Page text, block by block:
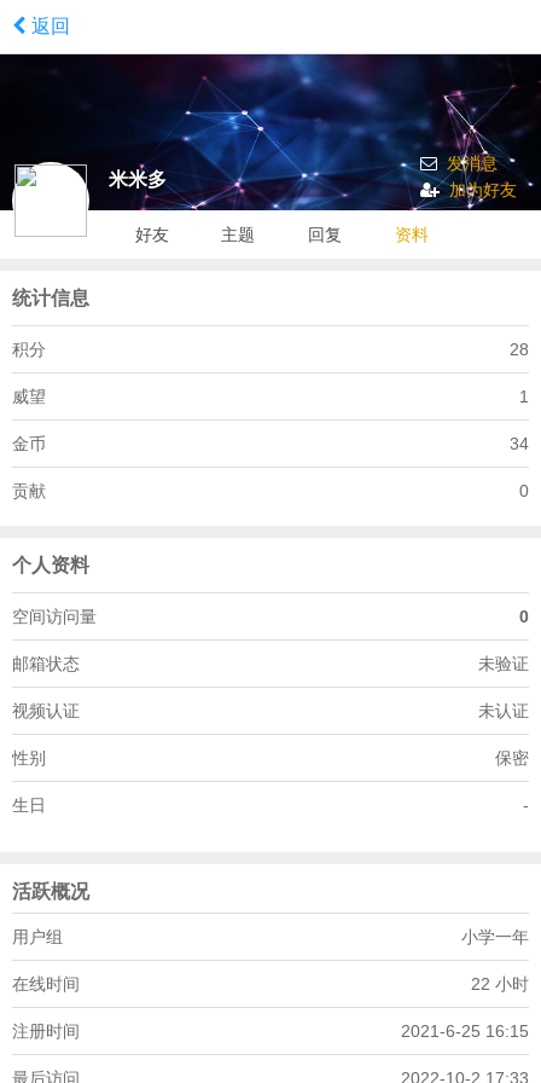
返回
米米多
发消息
加为好友
好友 主题 回复 资料
统计信息
积分 28
威望 1
金币 34
贡献 0
个人资料
空间访问量 0
邮箱状态 未验证
视频认证 未认证
性别 保密
生日 -
活跃概况
用户组 小学一年
在线时间 22 小时
注册时间 2021-6-25 16:15
最后访问 2022-10-2 17:33